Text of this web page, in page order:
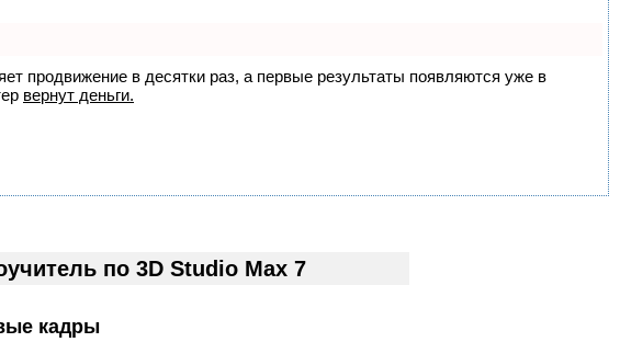
продвижение в десятки раз, а первые результаты появляются уже в
вернут деньги.
по 3D Studio Max 7
кадры